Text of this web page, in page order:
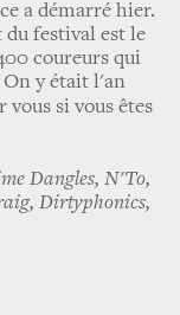
a démarré hier.
du festival est le
coureurs qui
y était l'an
vous si vous êtes
Dangles, N'To,
Dirtyphonics,